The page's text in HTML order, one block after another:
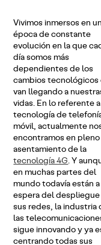
Vivimos inmersos en
época de constante
evolución en la que
día somos más
dependientes de los
cambios tecnológicos
van llegando a
vidas. En lo referente
tecnología de
móvil, actualmente
encontramos en pleno
asentamiento de la
tecnología 4G. Y
en muchas partes del
mundo todavía están
espera del
sus redes, la industria
las
sigue innovando y ya
centrando todas sus